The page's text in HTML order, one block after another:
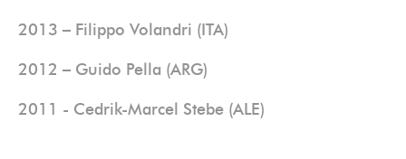
2013 – Filippo Volandri (ITA)
2012 – Guido Pella (ARG)
2011 - Cedrik-Marcel Stebe (ALE)